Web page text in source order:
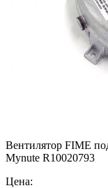
Вентилятор FIME
Mynute R10020793
Цена: